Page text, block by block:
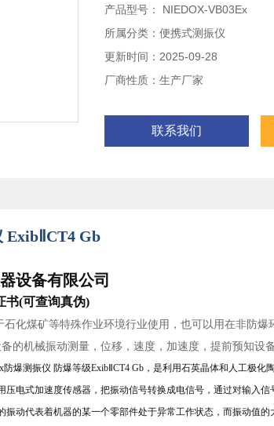
产品型号： NIEDOX-VB03Ex
所属分类：便携式测振仪
更新时间：2025-09-28
厂商性质：生产厂家
联系我们
Exib CT4 Gb
设备有限公司
(可查询真伪)
石化煤矿等特殊作业环境行业使用，也可以用在非防爆
的机械振动测量，位移，速度，加速度，提前预知设
防爆测振仪 防爆等级ExibⅡCT4 Gb ， 是利用石英晶体和人工极化
电式加速度传感器，把振动信号转换成电信号，通过对输入
动代表着机器的某一个零部件处于异常工作状态，而振动值的